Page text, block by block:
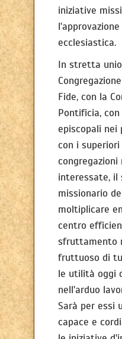
iniziative
ecclesiastica.
In stretta
Fide, con la
Pontificia, con
episcopali nei
con i
congregazioni
interessate, il
missionario
moltiplicare
centro
sfruttamento
fruttuoso di
le utilità oggi
nell'arduo
Sarà per essi
capace e